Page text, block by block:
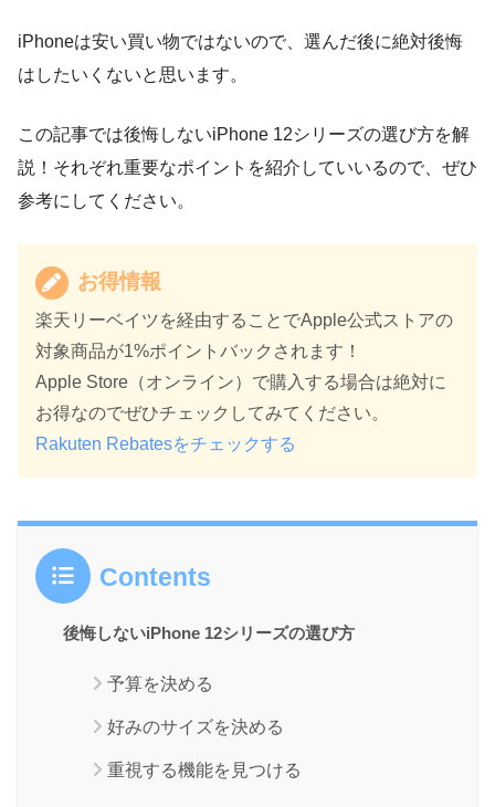
iPhoneは安い買い物ではないので、選んだ後に絶対後悔
はしたいくないと思います。
この記事では後悔しないiPhone 12シリーズの選び方を解
説！それぞれ重要なポイントを紹介していいるので、ぜひ
参考にしてください。
お得情報
楽天リーベイツを経由することでApple公式ストアの
対象商品が1%ポイントバックされます！
Apple Store（オンライン）で購入する場合は絶対に
お得なのでぜひチェックしてみてください。
Rakuten Rebatesをチェックする
Contents
後悔しないiPhone 12シリーズの選び方
予算を決める
好みのサイズを決める
重視する機能を見つける